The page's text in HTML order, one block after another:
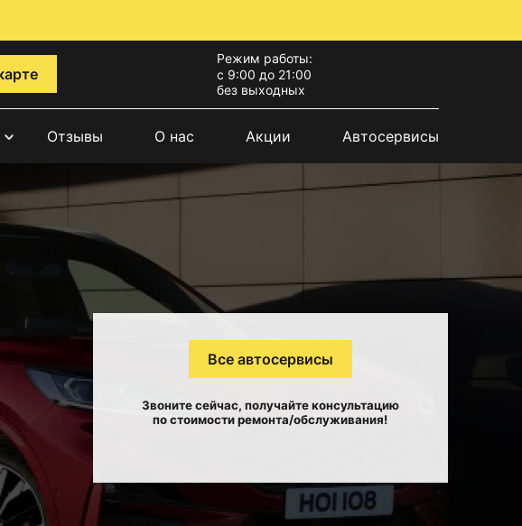
Режим работы:
с 9:00 до 21:00
без выходных
Отзывы О нас Акции Автосервисы
Все автосервисы
Звоните сейчас, получайте консультацию
по стоимости ремонта/обслуживания!